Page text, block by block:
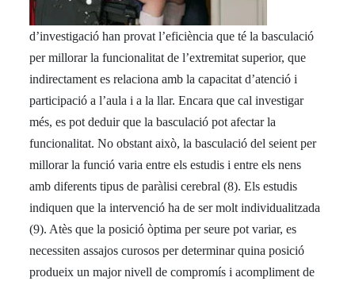
d’investigació han provat l’eficiència que té la basculació
per millorar la funcionalitat de l’extremitat superior, que
indirectament es relaciona amb la capacitat d’atenció i
participació a l’aula i a la llar. Encara que cal investigar
més, es pot deduir que la basculació pot afectar la
funcionalitat. No obstant això, la basculació del seient per
millorar la funció varia entre els estudis i entre els nens
amb diferents tipus de paràlisi cerebral (8). Els estudis
indiquen que la intervenció ha de ser molt individualitzada
(9). Atès que la posició òptima per seure pot variar, es
necessiten assajos curosos per determinar quina posició
produeix un major nivell de compromís i acompliment de